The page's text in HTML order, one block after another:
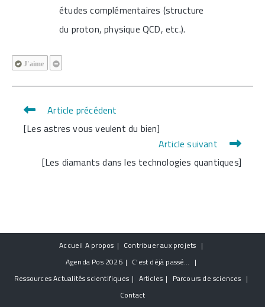
études complémentaires (structure
du proton, physique QCD, etc.).
J'aime
Read
more
Article précédent
[Les astres vous veulent du bien]
Article suivant
[Les diamants dans les technologies quantiques]
Accueil A propos
Contribuer aux projets
Agenda Pos 2026
C’est déjà passé…
RessourcesActualités scientifiques Articles
Parcours de sciences
Contact